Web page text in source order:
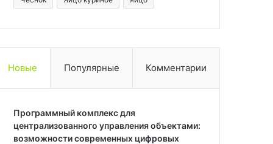
Новые Популярные Комментарии
Программный комплекс для
централизованного управления объектами:
возможности современных цифровых